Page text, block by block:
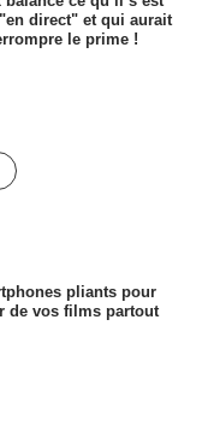
direct" et qui aurait
le prime !
pliants pour
de vos films partout